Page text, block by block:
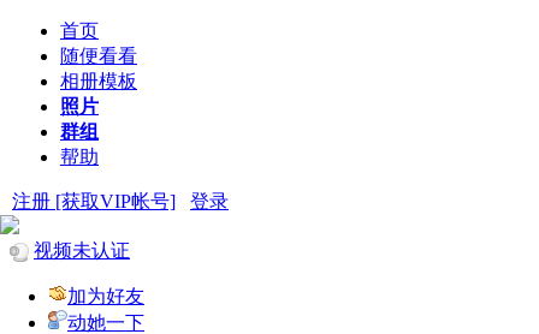
首页
随便看看
相册模板
照片
群组
帮助
注册 [获取VIP帐号] 登录
视频未认证
加为好友
动她一下